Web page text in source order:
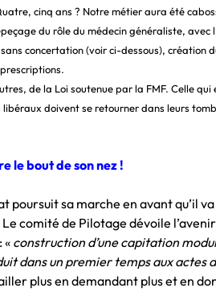
cinq ans ? Notre métier aura été
du rôle du médecin généraliste, avec
concertation(voir ci-dessous), création
de la Loi soutenue par la FMF. Celle
libéraux doivent se retourner dans leurs
le bout de son nez !
poursuit sa marche en avant qu’il
comité de Pilotage dévoile
«construction d’une capitation
dans un premier temps aux actes
plus en demandant plus et en